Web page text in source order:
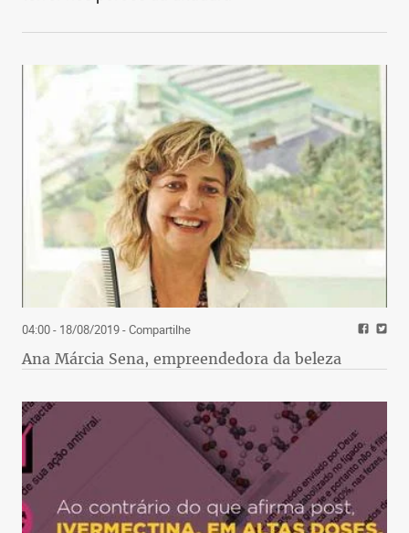
04:00 - 18/08/2019- Compartilhe
Ana Márcia Sena, empreendedora da beleza